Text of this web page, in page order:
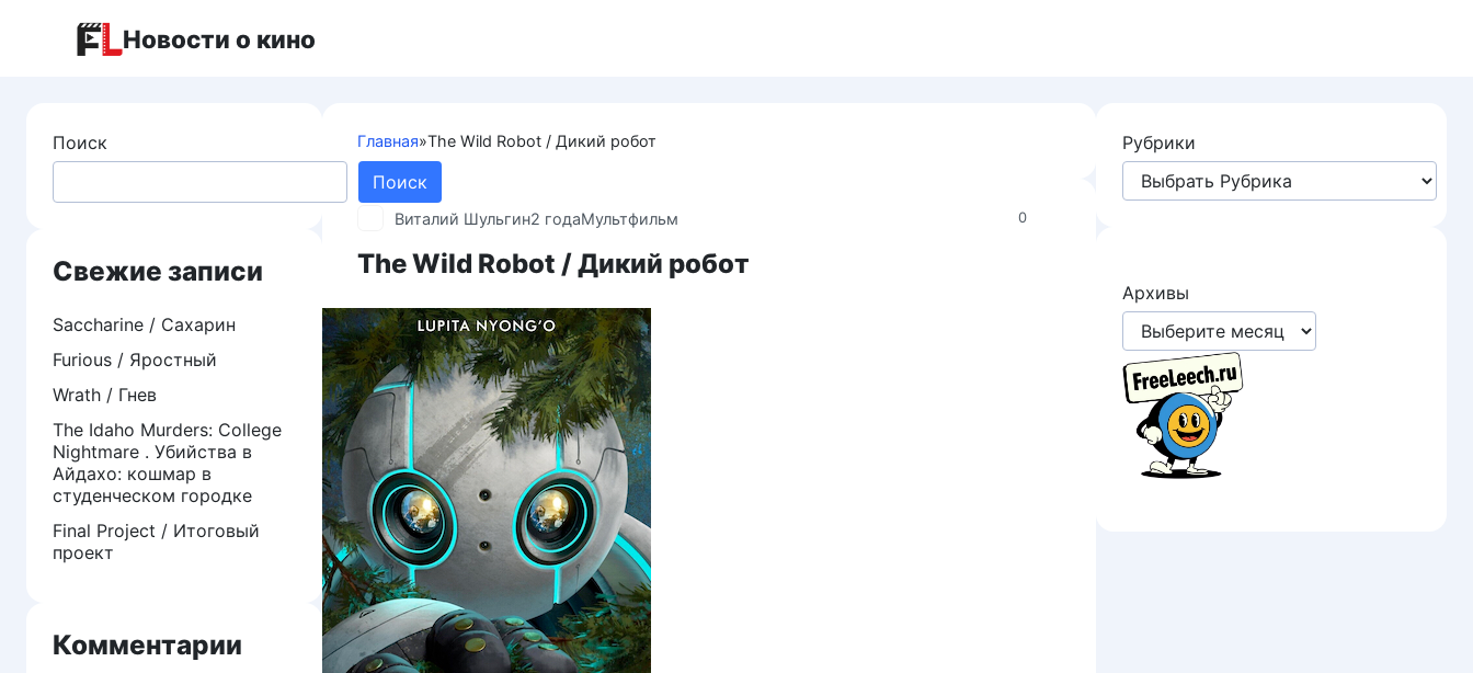
Новости о кино
Главная»The Wild Robot / Дикий робот
0
Виталий Шульгин2 годаМультфильм
The Wild Robot / Дикий робот
Поиск
Поиск
Свежие записи
Saccharine / Сахарин
Furious / Яростный
Wrath / Гнев
The Idaho Murders: College
Nightmare . Убийства в
Айдахо: кошмар в
студенческом городке
Final Project / Итоговый
проект
Комментарии
Рубрики
Архивы